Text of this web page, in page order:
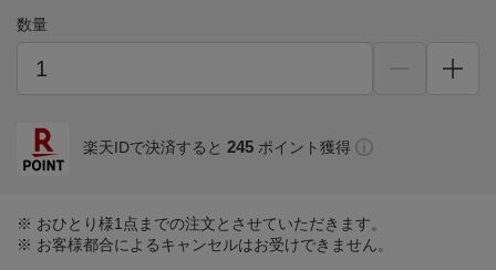
数量
楽天IDで決済すると 245 ポイント獲得
※ おひとり様1点までの注文とさせていただきます。
※ お客様都合によるキャンセルはお受けできません。